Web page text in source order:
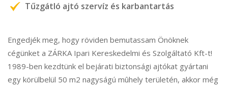
Tűzgátló ajtó szervíz és karbantartás
Engedjék meg, hogy röviden bemutassam Önöknek
cégünket a ZÁRKA Ipari Kereskedelmi és Szolgáltató Kft-t!
1989-ben kezdtünk el bejárati biztonsági ajtókat gyártani
egy körülbelül 50 m2 nagyságú mûhely területén, akkor még